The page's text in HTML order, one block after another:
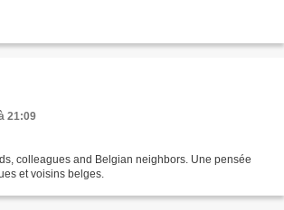
21:09
colleagues and Belgian neighbors. Une pensée
et voisins belges.